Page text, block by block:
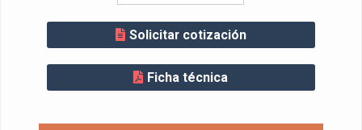
Solicitar cotización
Ficha técnica